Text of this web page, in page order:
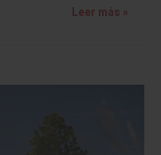
Leer más »